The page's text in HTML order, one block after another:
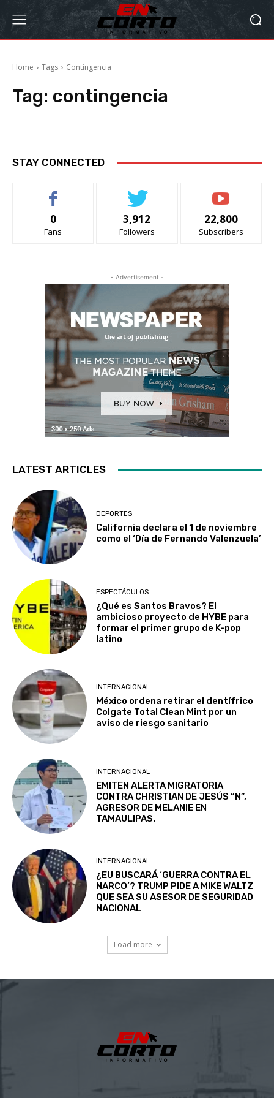
Home Tags Contingencia
Tag: contingencia
STAY CONNECTED
0
Fans
3,912
Followers
22,800
Subscribers
- Advertisement -
LATEST ARTICLES
DEPORTES
California declara el 1 de noviembre
como el ‘Día de Fernando Valenzuela’
ESPECTÁCULOS
¿Qué es Santos Bravos? El
ambicioso proyecto de HYBE para
formar el primer grupo de K-pop
latino
INTERNACIONAL
México ordena retirar el dentífrico
Colgate Total Clean Mint por un
aviso de riesgo sanitario
INTERNACIONAL
EMITEN ALERTA MIGRATORIA
CONTRA CHRISTIAN DE JESÚS “N”,
AGRESOR DE MELANIE EN
TAMAULIPAS.
INTERNACIONAL
¿EU BUSCARÁ ‘GUERRA CONTRA EL
NARCO’? TRUMP PIDE A MIKE WALTZ
QUE SEA SU ASESOR DE SEGURIDAD
NACIONAL
Load more